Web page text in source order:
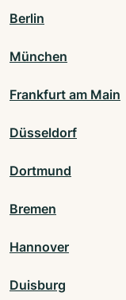
Berlin
München
Frankfurt am Main
Düsseldorf
Dortmund
Bremen
Hannover
Duisburg